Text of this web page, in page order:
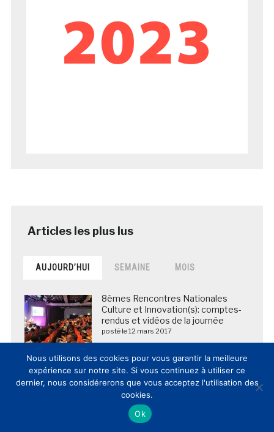
AUJOURD’HUI SEMAINE MOIS
8èmes Rencontres Nationales
Culture et Innovation(s): comptes-
rendus et vidéos de la journée
posté le 12 mars 2017
La BNF envoie en Chine les copies
numériques de plus de 5 000
manuscrits des grottes de
Dunhuang
posté le 25 mars 2018
Nous utilisons des cookies pour vous garantir la meilleure
expérience sur notre site. Si vous continuez à utiliser ce
dernier, nous considérerons que vous acceptez l'utilisation des
cookies.
Ok